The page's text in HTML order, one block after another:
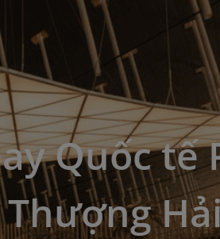
Quốc tế